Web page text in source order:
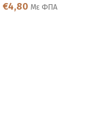
€4,80 Με ΦΠΑ